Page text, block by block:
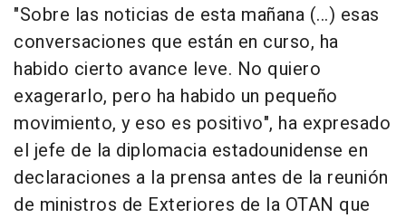
"Sobre las noticias de esta mañana (...) esas
conversaciones que están en curso, ha
habido cierto avance leve. No quiero
exagerarlo, pero ha habido un pequeño
movimiento, y eso es positivo", ha expresado
el jefe de la diplomacia estadounidense en
declaraciones a la prensa antes de la reunión
de ministros de Exteriores de la OTAN que